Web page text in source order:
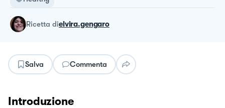
ricetta dielvira.gengaro
Salva Commenta
Introduzione